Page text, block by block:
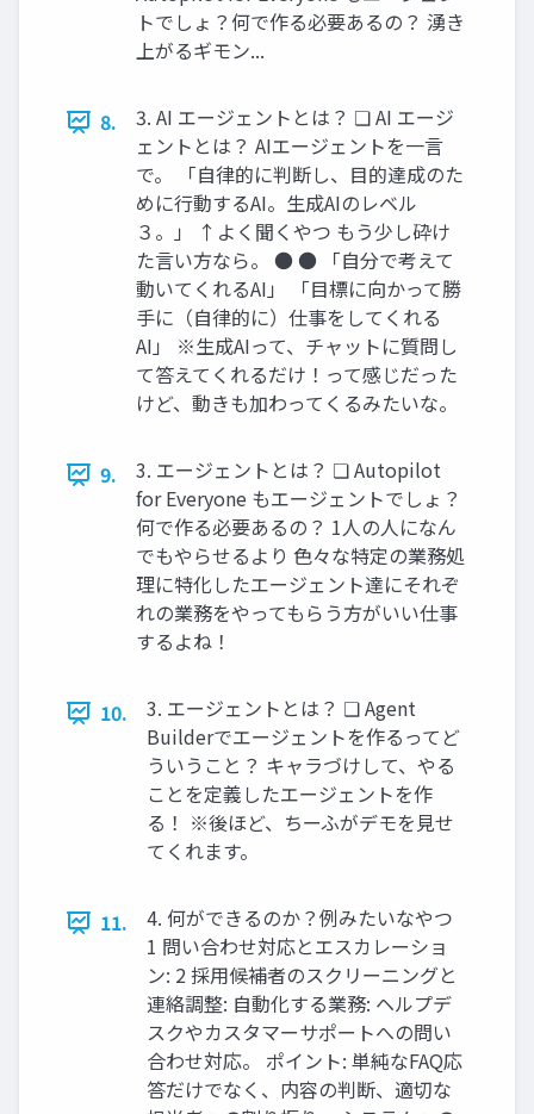
トでしょ？何で作る必要あるの？ 湧き
上がるギモン...
8.
3. AI エージェントとは？ ❏ AI エージ
ェントとは？ AIエージェントを一言
で。 「自律的に判断し、目的達成のた
めに行動するAI。生成AIのレベル
３。」 ↑よく聞くやつ もう少し砕け
た言い方なら。 ● ● 「自分で考えて
動いてくれるAI」 「目標に向かって勝
手に（自律的に）仕事をしてくれる
AI」 ※生成AIって、チャットに質問し
て答えてくれるだけ！って感じだった
けど、動きも加わってくるみたいな。
9.
3. エージェントとは？ ❏ Autopilot
for Everyone もエージェントでしょ？
何で作る必要あるの？ 1人の人になん
でもやらせるより 色々な特定の業務処
理に特化したエージェント達にそれぞ
れの業務をやってもらう方がいい仕事
するよね！
10.
3. エージェントとは？ ❏ Agent
Builderでエージェントを作るってど
ういうこと？ キャラづけして、やる
ことを定義したエージェントを作
る！ ※後ほど、ちーふがデモを見せ
てくれます。
11.
4. 何ができるのか？例みたいなやつ
1 問い合わせ対応とエスカレーショ
ン: 2 採用候補者のスクリーニングと
連絡調整: 自動化する業務: ヘルプデ
スクやカスタマーサポートへの問い
合わせ対応。 ポイント: 単純なFAQ応
答だけでなく、内容の判断、適切な